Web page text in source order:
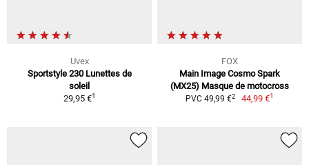
Uvex
Sportstyle 230 Lunettes de
soleil
29,95 €1
FOX
Main Image Cosmo Spark
(MX25) Masque de motocross
PVC 49,99 €2 44,99 €1